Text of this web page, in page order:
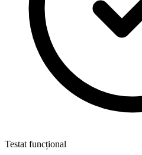
Testat funcțional